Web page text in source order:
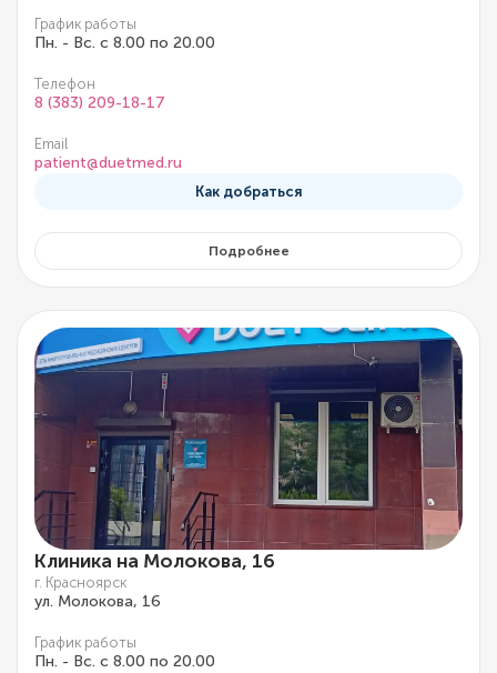
График работы
Пн. - Вс. с 8.00 по 20.00
Телефон
8 (383) 209-18-17
Email
patient@duetmed.ru
Как добраться
Подробнее
Клиника на Молокова, 16
г. Красноярск
ул. Молокова, 16
График работы
Пн. - Вс. с 8.00 по 20.00